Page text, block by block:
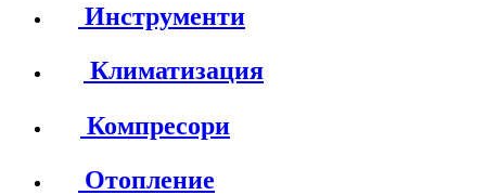
Инструменти
Климатизация
Компресори
Отопление